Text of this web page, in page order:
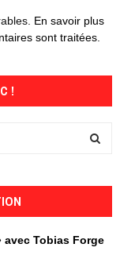
En savoir plus
sont traitées
!
avec Tobias Forge